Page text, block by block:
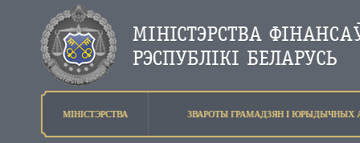
МIНIСТЭРСТВА ЗВАРОТЫ ГРАМАДЗЯН I ЮРЫДЫЧНЫХ